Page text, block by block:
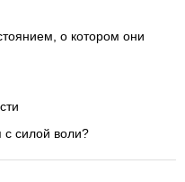
о котором они
с силой воли?